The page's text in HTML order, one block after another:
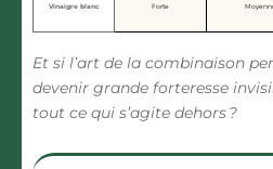
Vinaigre blanc Forte
Et si l’art de la combinaison
devenir grande forteresse
tout ce qui s’agite dehors ?